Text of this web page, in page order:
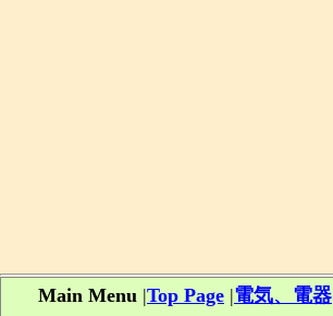
Main Menu |Top Page |電気、電器